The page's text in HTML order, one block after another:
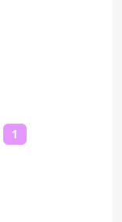
1